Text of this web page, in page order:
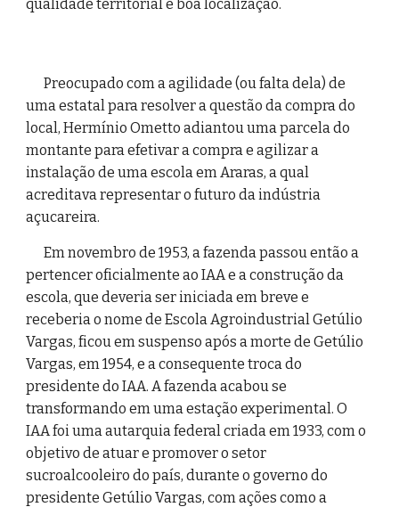
qualidade territorial e boa localização.
Preocupado com a agilidade (ou falta dela) de
uma estatal para resolver a questão da compra do
local, Hermínio Ometto adiantou uma parcela do
montante para efetivar a compra e agilizar a
instalação de uma escola em Araras, a qual
acreditava representar o futuro da indústria
açucareira.
Em novembro de 1953, a fazenda passou então a
pertencer oficialmente ao IAA e a construção da
escola, que deveria ser iniciada em breve e
receberia o nome de Escola Agroindustrial Getúlio
Vargas, ficou em suspenso após a morte de Getúlio
Vargas, em 1954, e a consequente troca do
presidente do IAA. A fazenda acabou se
transformando em uma estação experimental. O
IAA foi uma autarquia federal criada em 1933, com o
objetivo de atuar e promover o setor
sucroalcooleiro do país, durante o governo do
presidente Getúlio Vargas, com ações como a